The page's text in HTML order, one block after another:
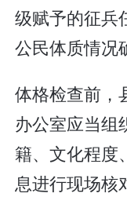
级赋予的征兵
公民体质情况
体格检查前，
办公室应当组
籍、文化程度
息进行现场核